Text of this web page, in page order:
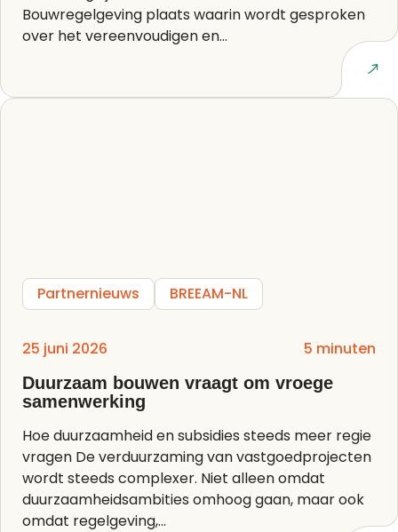
Bouwregelgeving plaats waarin wordt gesproken
over het vereenvoudigen en...
Lees artikel
Partnernieuws BREEAM-NL
25 juni 2026 5 minuten
Duurzaam bouwen vraagt om vroege
samenwerking
Hoe duurzaamheid en subsidies steeds meer regie
vragen De verduurzaming van vastgoedprojecten
wordt steeds complexer. Niet alleen omdat
duurzaamheidsambities omhoog gaan, maar ook
omdat regelgeving,...